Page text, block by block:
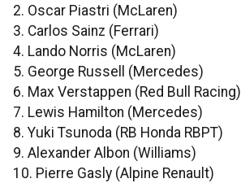
2. Oscar Piastri (McLaren)
3. Carlos Sainz (Ferrari)
4. Lando Norris (McLaren)
5. George Russell (Mercedes)
6. Max Verstappen (Red Bull Racing)
7. Lewis Hamilton (Mercedes)
8. Yuki Tsunoda (RB Honda RBPT)
9. Alexander Albon (Williams)
10. Pierre Gasly (Alpine Renault)